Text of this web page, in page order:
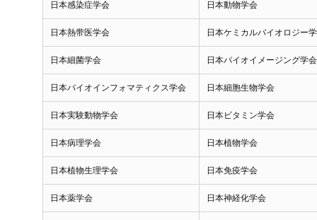
日本感染症学会 日本動物学会
日本熱带医学会 日本ケミカルバイオロジー
日本細菌学会 日本バイオイメージング学会
日本バイオインフォマティクス学会 日本細胞生物学会
日本実験動物学会 日本ビタミン学会
日本病理学会 日本植物学会
日本植物生理学会 日本免疫学会
日本薬学会 日本神経化学会